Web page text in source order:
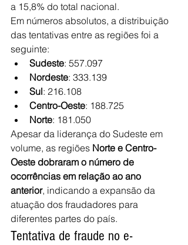
a 15,8% do total nacional.
Em números absolutos, a distribuição
das tentativas entre as regiões foi a
seguinte:
Sudeste: 557.097
Nordeste: 333.139
Sul: 216.108
Centro-Oeste: 188.725
Norte: 181.050
Apesar da liderança do Sudeste em
volume, as regiões Norte e Centro-
Oeste dobraram o número de
ocorrências em relação ao ano
anterior, indicando a expansão da
atuação dos fraudadores para
diferentes partes do país.
Tentativa de fraude no e-